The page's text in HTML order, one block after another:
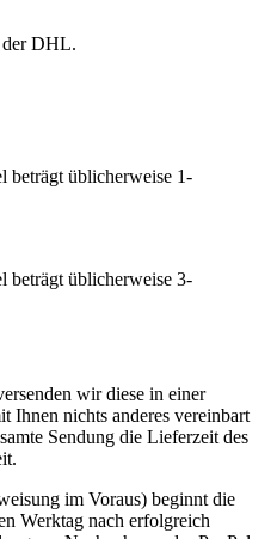
der DHL.
beträgt üblicherweise 1-
beträgt üblicherweise 3-
wir diese in einer
Ihnen nichts anderes vereinbart
Sendung die Lieferzeit des
im Voraus) beginnt die
Werktag nach erfolgreich